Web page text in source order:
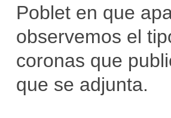
Poblet en que
observemos el
coronas que
que se adjunta.